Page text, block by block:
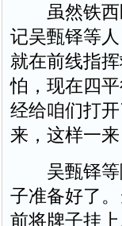
虽然铁西
记吴甄铎等
就在前线指
怕，现在四
经给咱们打
来，这样一
吴甄铎等
子准备好了
前将牌子挂